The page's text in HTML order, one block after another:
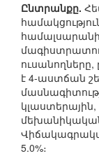
Ընտրանքը.
ուսանողները,
է 4-աստճան
մեխանիկական
5.0%։